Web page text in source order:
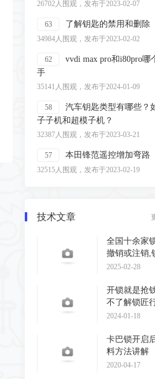
26702人围观，发布于2023-02-07
63 了解钥匙的禁用和删除
34984人围观，发布于2023-02-02
62
vvdi max pro和i80pro哪
手
35141人围观，发布于2024-01-09
58
汽车钥匙类型有哪些？
子子机和超模子机？
32387人围观，发布于2023-03-21
57 本田锋范遥控增加弯路
32515人围观，发布于2023-02-19
技术文章
全国十余家
撤销或注销,
去何从?
2025-02-28
开锁就是抢
不了解锁匠
2024-01-18
卡巴锁开启
料方法讲解
2020-04-17